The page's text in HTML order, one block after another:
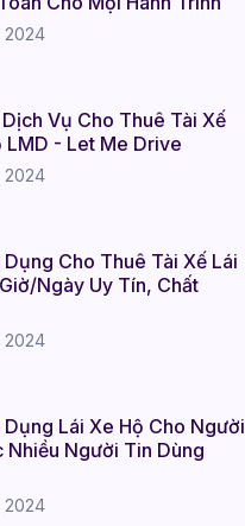
2024
Vụ Cho Thuê Tài Xế
LMD - Let Me Drive
2024
Cho Thuê Tài Xế Lái
Ngày Uy Tín, Chất
2024
Dụng Lái Xe Hộ Cho Người
Nhiều Người Tin Dùng
2024